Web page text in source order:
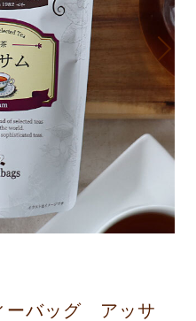
ーバッグ アッサ